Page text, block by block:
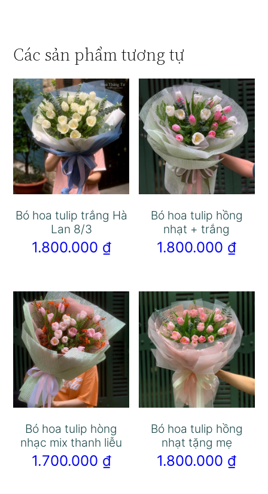
Các sản phẩm tương tự
Bó hoa tulip trắng Hà
Lan 8/3
1.800.000 ₫
Bó hoa tulip hồng
nhạt + trắng
1.800.000 ₫
Bó hoa tulip hòng
nhạc mix thanh liễu
1.700.000 ₫
Bó hoa tulip hồng
nhạt tặng mẹ
1.800.000 ₫